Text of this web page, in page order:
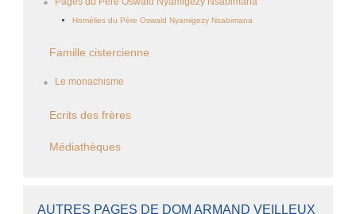
Homélies du Père Oswald Nyamigezy Nsabimana
Famille cistercienne
Le monachisme
Ecrits des frères
Médiathèques
AUTRES PAGES DE DOM ARMAND VEILLEUX